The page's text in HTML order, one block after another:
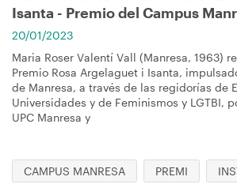
Isanta - Premio del Campus
20/01/2023
Maria Roser Valentí Vall (Manresa, 1963)
Premio Rosa Argelaguet i Isanta,
de Manresa, a través de las regidorías de
Universidades y de Feminismos y LGTBI,
UPC Manresa y
CAMPUS MANRESA PREMI